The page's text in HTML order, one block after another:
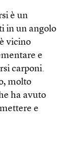
è un
in un angolo
vicino
e
carponi.
molto
ha avuto
e